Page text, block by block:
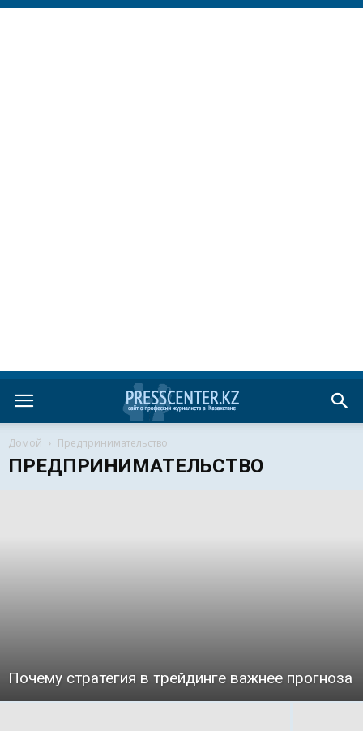
Домой Предпринимательство
ПРЕДПРИНИМАТЕЛЬСТВО
Почему стратегия в трейдинге важнее прогноза